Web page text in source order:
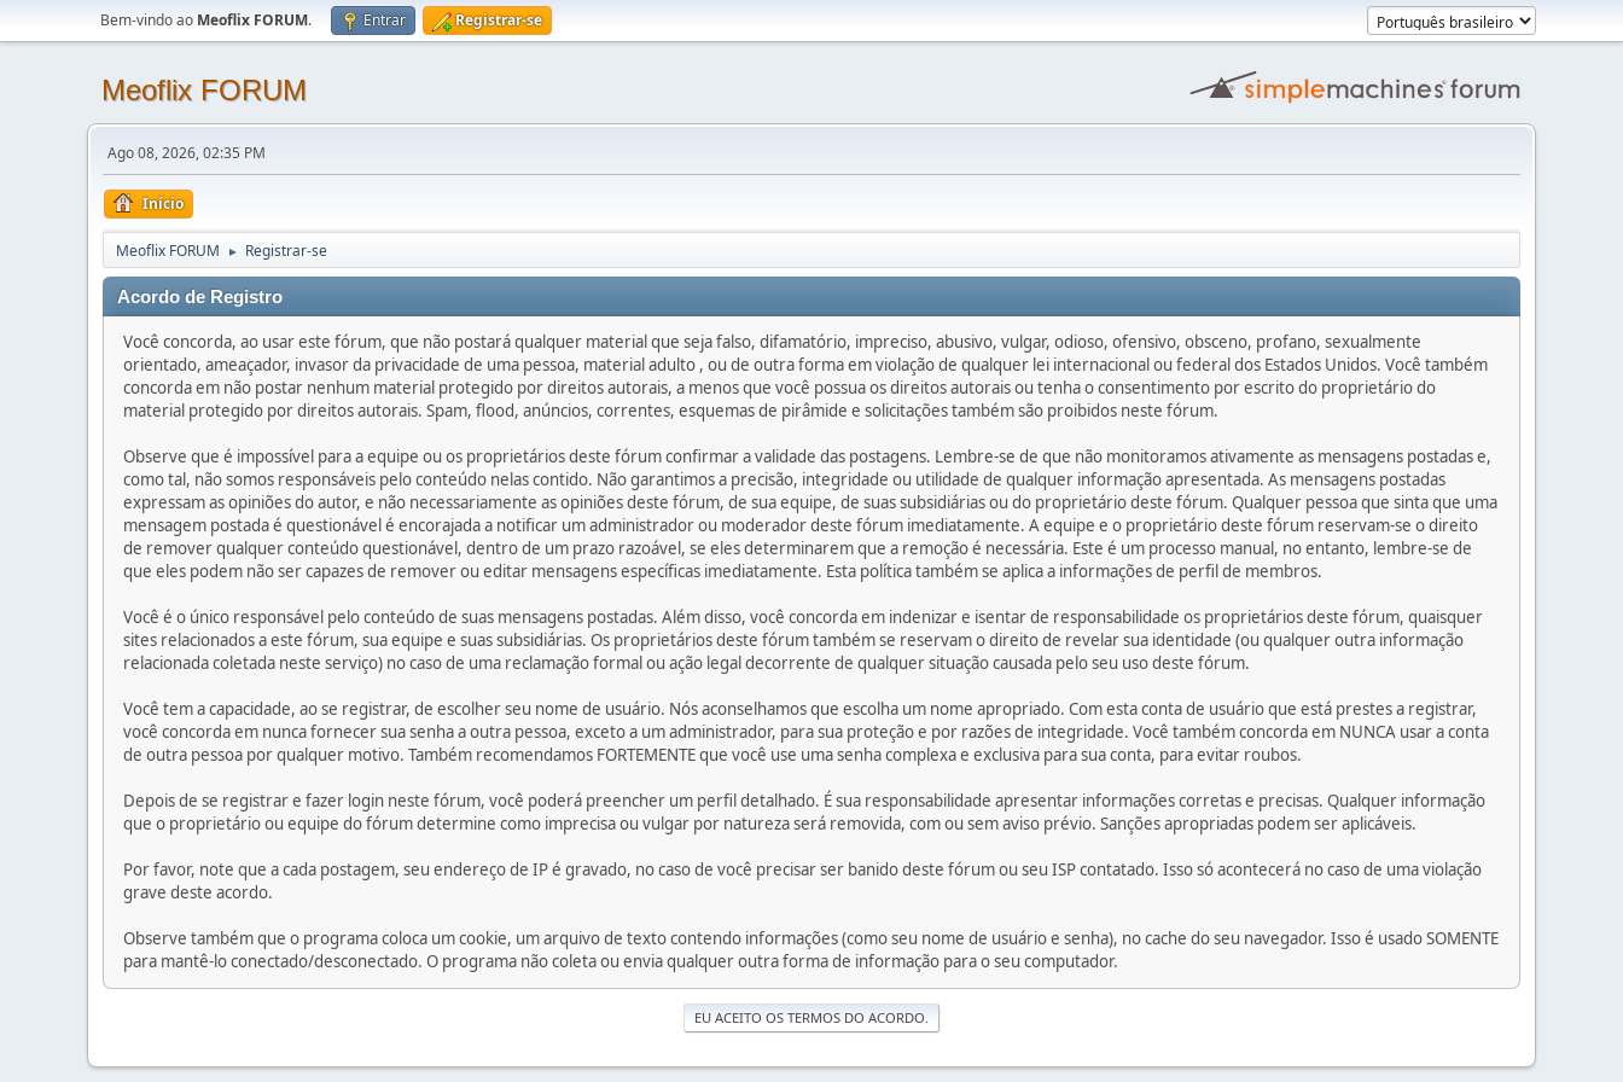
Bem-vindo ao Meoflix FORUM. Entrar Registrar-se
Meoflix FORUM
Ago 08, 2026, 02:35 PM
Início
Meoflix FORUM ► Registrar-se
Acordo de Registro
Você concorda, ao usar este fórum, que não postará qualquer material que seja falso, difamatório, impreciso, abusivo, vulgar, odioso, ofensivo, obsceno, profano, sexualmente
orientado, ameaçador, invasor da privacidade de uma pessoa, material adulto , ou de outra forma em violação de qualquer lei internacional ou federal dos Estados Unidos. Você também
concorda em não postar nenhum material protegido por direitos autorais, a menos que você possua os direitos autorais ou tenha o consentimento por escrito do proprietário do
material protegido por direitos autorais. Spam, flood, anúncios, correntes, esquemas de pirâmide e solicitações também são proibidos neste fórum.
Observe que é impossível para a equipe ou os proprietários deste fórum confirmar a validade das postagens. Lembre-se de que não monitoramos ativamente as mensagens postadas e,
como tal, não somos responsáveis pelo conteúdo nelas contido. Não garantimos a precisão, integridade ou utilidade de qualquer informação apresentada. As mensagens postadas
expressam as opiniões do autor, e não necessariamente as opiniões deste fórum, de sua equipe, de suas subsidiárias ou do proprietário deste fórum. Qualquer pessoa que sinta que uma
mensagem postada é questionável é encorajada a notificar um administrador ou moderador deste fórum imediatamente. A equipe e o proprietário deste fórum reservam-se o direito
de remover qualquer conteúdo questionável, dentro de um prazo razoável, se eles determinarem que a remoção é necessária. Este é um processo manual, no entanto, lembre-se de
que eles podem não ser capazes de remover ou editar mensagens específicas imediatamente. Esta política também se aplica a informações de perfil de membros.
Você é o único responsável pelo conteúdo de suas mensagens postadas. Além disso, você concorda em indenizar e isentar de responsabilidade os proprietários deste fórum, quaisquer
sites relacionados a este fórum, sua equipe e suas subsidiárias. Os proprietários deste fórum também se reservam o direito de revelar sua identidade (ou qualquer outra informação
relacionada coletada neste serviço) no caso de uma reclamação formal ou ação legal decorrente de qualquer situação causada pelo seu uso deste fórum.
Você tem a capacidade, ao se registrar, de escolher seu nome de usuário. Nós aconselhamos que escolha um nome apropriado. Com esta conta de usuário que está prestes a registrar,
você concorda em nunca fornecer sua senha a outra pessoa, exceto a um administrador, para sua proteção e por razões de integridade. Você também concorda em NUNCA usar a conta
de outra pessoa por qualquer motivo. Também recomendamos FORTEMENTE que você use uma senha complexa e exclusiva para sua conta, para evitar roubos.
Depois de se registrar e fazer login neste fórum, você poderá preencher um perfil detalhado. É sua responsabilidade apresentar informações corretas e precisas. Qualquer informação
que o proprietário ou equipe do fórum determine como imprecisa ou vulgar por natureza será removida, com ou sem aviso prévio. Sanções apropriadas podem ser aplicáveis.
Por favor, note que a cada postagem, seu endereço de IP é gravado, no caso de você precisar ser banido deste fórum ou seu ISP contatado. Isso só acontecerá no caso de uma violação
grave deste acordo.
Observe também que o programa coloca um cookie, um arquivo de texto contendo informações (como seu nome de usuário e senha), no cache do seu navegador. Isso é usado SOMENTE
para mantê-lo conectado/desconectado. O programa não coleta ou envia qualquer outra forma de informação para o seu computador.